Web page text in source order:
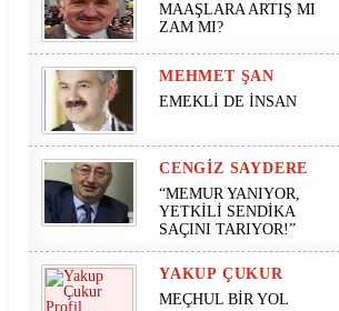
MAAŞLARA ARTIŞ MI
ZAM MI?
MEHMET ŞAN
EMEKLİ DE İNSAN
CENGIZ SAYDERE
“MEMUR YANIYOR,
YETKİLİ SENDİKA
SAÇINI TARIYOR!”
YAKUP ÇUKUR
MEÇHUL BİR YOL